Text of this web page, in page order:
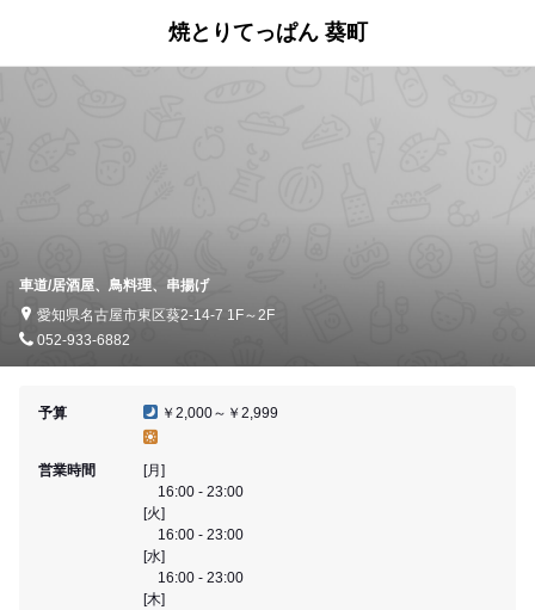
焼とりてっぱん 葵町
車道/居酒屋、鳥料理、串揚げ
愛知県名古屋市東区葵2-14-7 1F～2F
052-933-6882
予算 ￥2,000～￥2,999
営業時間
[月]
16:00 - 23:00
[火]
16:00 - 23:00
[水]
16:00 - 23:00
[木]